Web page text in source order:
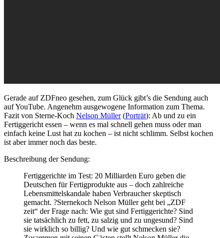
Gerade auf ZDFneo gesehen, zum Glück gibt’s die Sendung auch
auf YouTube. Angenehm ausgewogene Information zum Thema.
Fazit von Sterne-Koch Nelson Müller(Porträt): Ab und zu ein
Fertiggericht essen – wenn es mal schnell gehen muss oder man
einfach keine Lust hat zu kochen – ist nicht schlimm. Selbst kochen
ist aber immer noch das beste.
Beschreibung der Sendung:
Fertiggerichte im Test: 20 Milliarden Euro geben die
Deutschen für Fertigprodukte aus – doch zahlreiche
Lebensmittelskandale haben Verbraucher skeptisch
gemacht. ?Sternekoch Nelson Müller geht bei „ZDF
zeit“ der Frage nach: Wie gut sind Fertiggerichte? Sind
sie tatsächlich zu fett, zu salzig und zu ungesund? Sind
sie wirklich so billig? Und wie gut schmecken sie?